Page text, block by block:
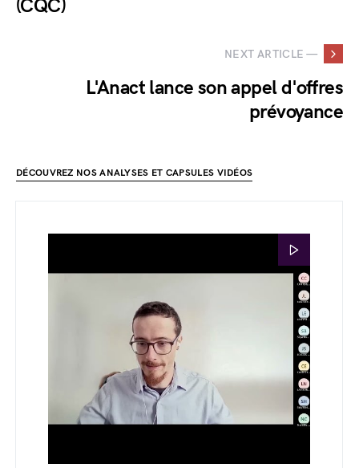
(CQC)
NEXT ARTICLE —
L'Anact lance son appel d'offres
prévoyance
DÉCOUVREZ NOS ANALYSES ET CAPSULES VIDÉOS